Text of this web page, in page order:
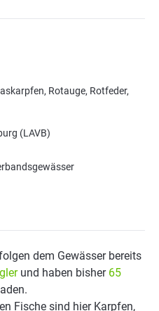
Rotauge, Rotfeder,
(LAVB)
dem Gewässer bereits
und haben bisher 65
Fische sind hier Karpfen,